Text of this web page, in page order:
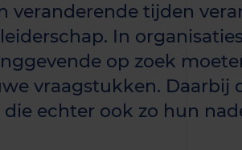
veranderende tijden
In
op zoek
vraagstukken. Daarbij
die echter ook zo hun